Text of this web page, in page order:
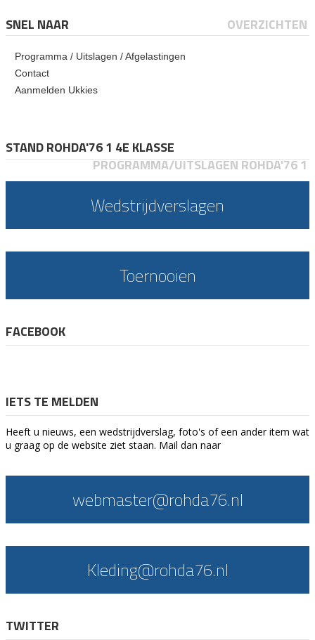
SNEL NAAR OVERZICHTEN
Programma / Uitslagen / Afgelastingen
Contact
Aanmelden Ukkies
STAND ROHDA'76 1 4E KLASSE
PROGRAMMA/UITSLAGEN ROHDA'76 1
Wedstrijdverslagen
Toernooien
FACEBOOK
IETS TE MELDEN
Heeft u nieuws, een wedstrijdverslag, foto's of een ander item wat
u graag op de website ziet staan. Mail dan naar
webmaster@rohda76.nl
Kleding@rohda76.nl
TWITTER